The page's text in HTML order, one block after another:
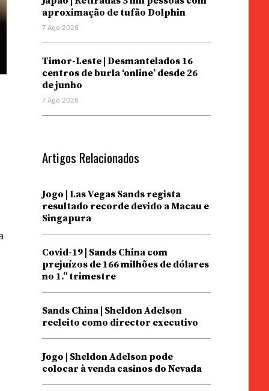
aproximação de tufão Dolphin
7 Ago 2026
Timor-Leste | Desmantelados 16
centros de burla ‘online’ desde 26
de junho
7 Ago 2026
Artigos Relacionados
Jogo | Las Vegas Sands regista
resultado recorde devido a Macau e
Singapura
Covid-19 | Sands China com
prejuízos de 166 milhões de dólares
no 1.º trimestre
Sands China | Sheldon Adelson
reeleito como director executivo
Jogo | Sheldon Adelson pode
colocar à venda casinos do Nevada